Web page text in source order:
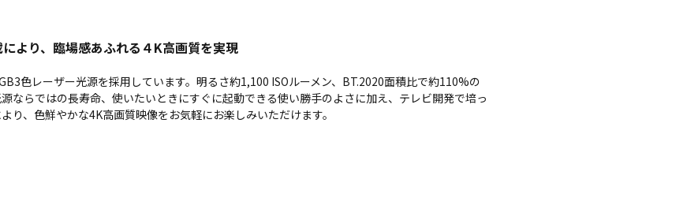
により、臨場感あふれる４K高画質を実現
色レーザー光源を採用しています。明るさ約1,100 ISOルーメン、BT.2020面積比で約110%の
ならではの長寿命、使いたいときにすぐに起動できる使い勝手のよさに加え、テレビ開発で培っ
り、色鮮やかな4K高画質映像をお気軽にお楽しみいただけます。